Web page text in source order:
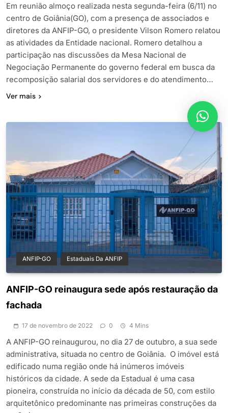
Em reunião almoço realizada nesta segunda-feira (6/11) no
centro de Goiânia(GO), com a presença de associados e
diretores da ANFIP-GO, o presidente Vilson Romero relatou
as atividades da Entidade nacional. Romero detalhou a
participação nas discussões da Mesa Nacional de
Negociação Permanente do governo federal em busca da
recomposição salarial dos servidores e do atendimento…
Ver mais
ANFIP-GO Estaduais Da ANFIP
ANFIP-GO reinaugura sede após restauração da
fachada
17 de novembro de 2022 0 4 Mins
A ANFIP-GO reinaugurou, no dia 27 de outubro, a sua sede
administrativa, situada no centro de Goiânia. O imóvel está
edificado numa região onde há inúmeros imóveis
históricos da cidade. A sede da Estadual é uma casa
pioneira, construída no início da década de 50, com estilo
arquitetônico predominante nas primeiras construções da